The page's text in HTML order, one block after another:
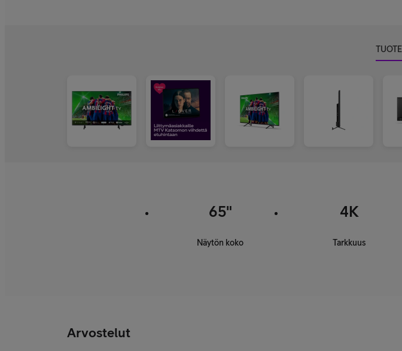
65"
Näytön koko
4K
Tarkkuus
Arvostelut